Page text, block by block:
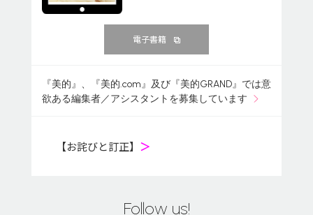
電子書籍
『美的』、『美的.com』及び『美的GRAND』では意
欲ある編集者／アシスタントを募集しています
【お詫びと訂正】 ＞
Follow us!